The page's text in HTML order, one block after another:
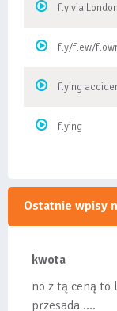
fly via London
fly/flew/
flying
flying
Ostatnie wpisy
kwota
no z tą ceną to
przesada ....